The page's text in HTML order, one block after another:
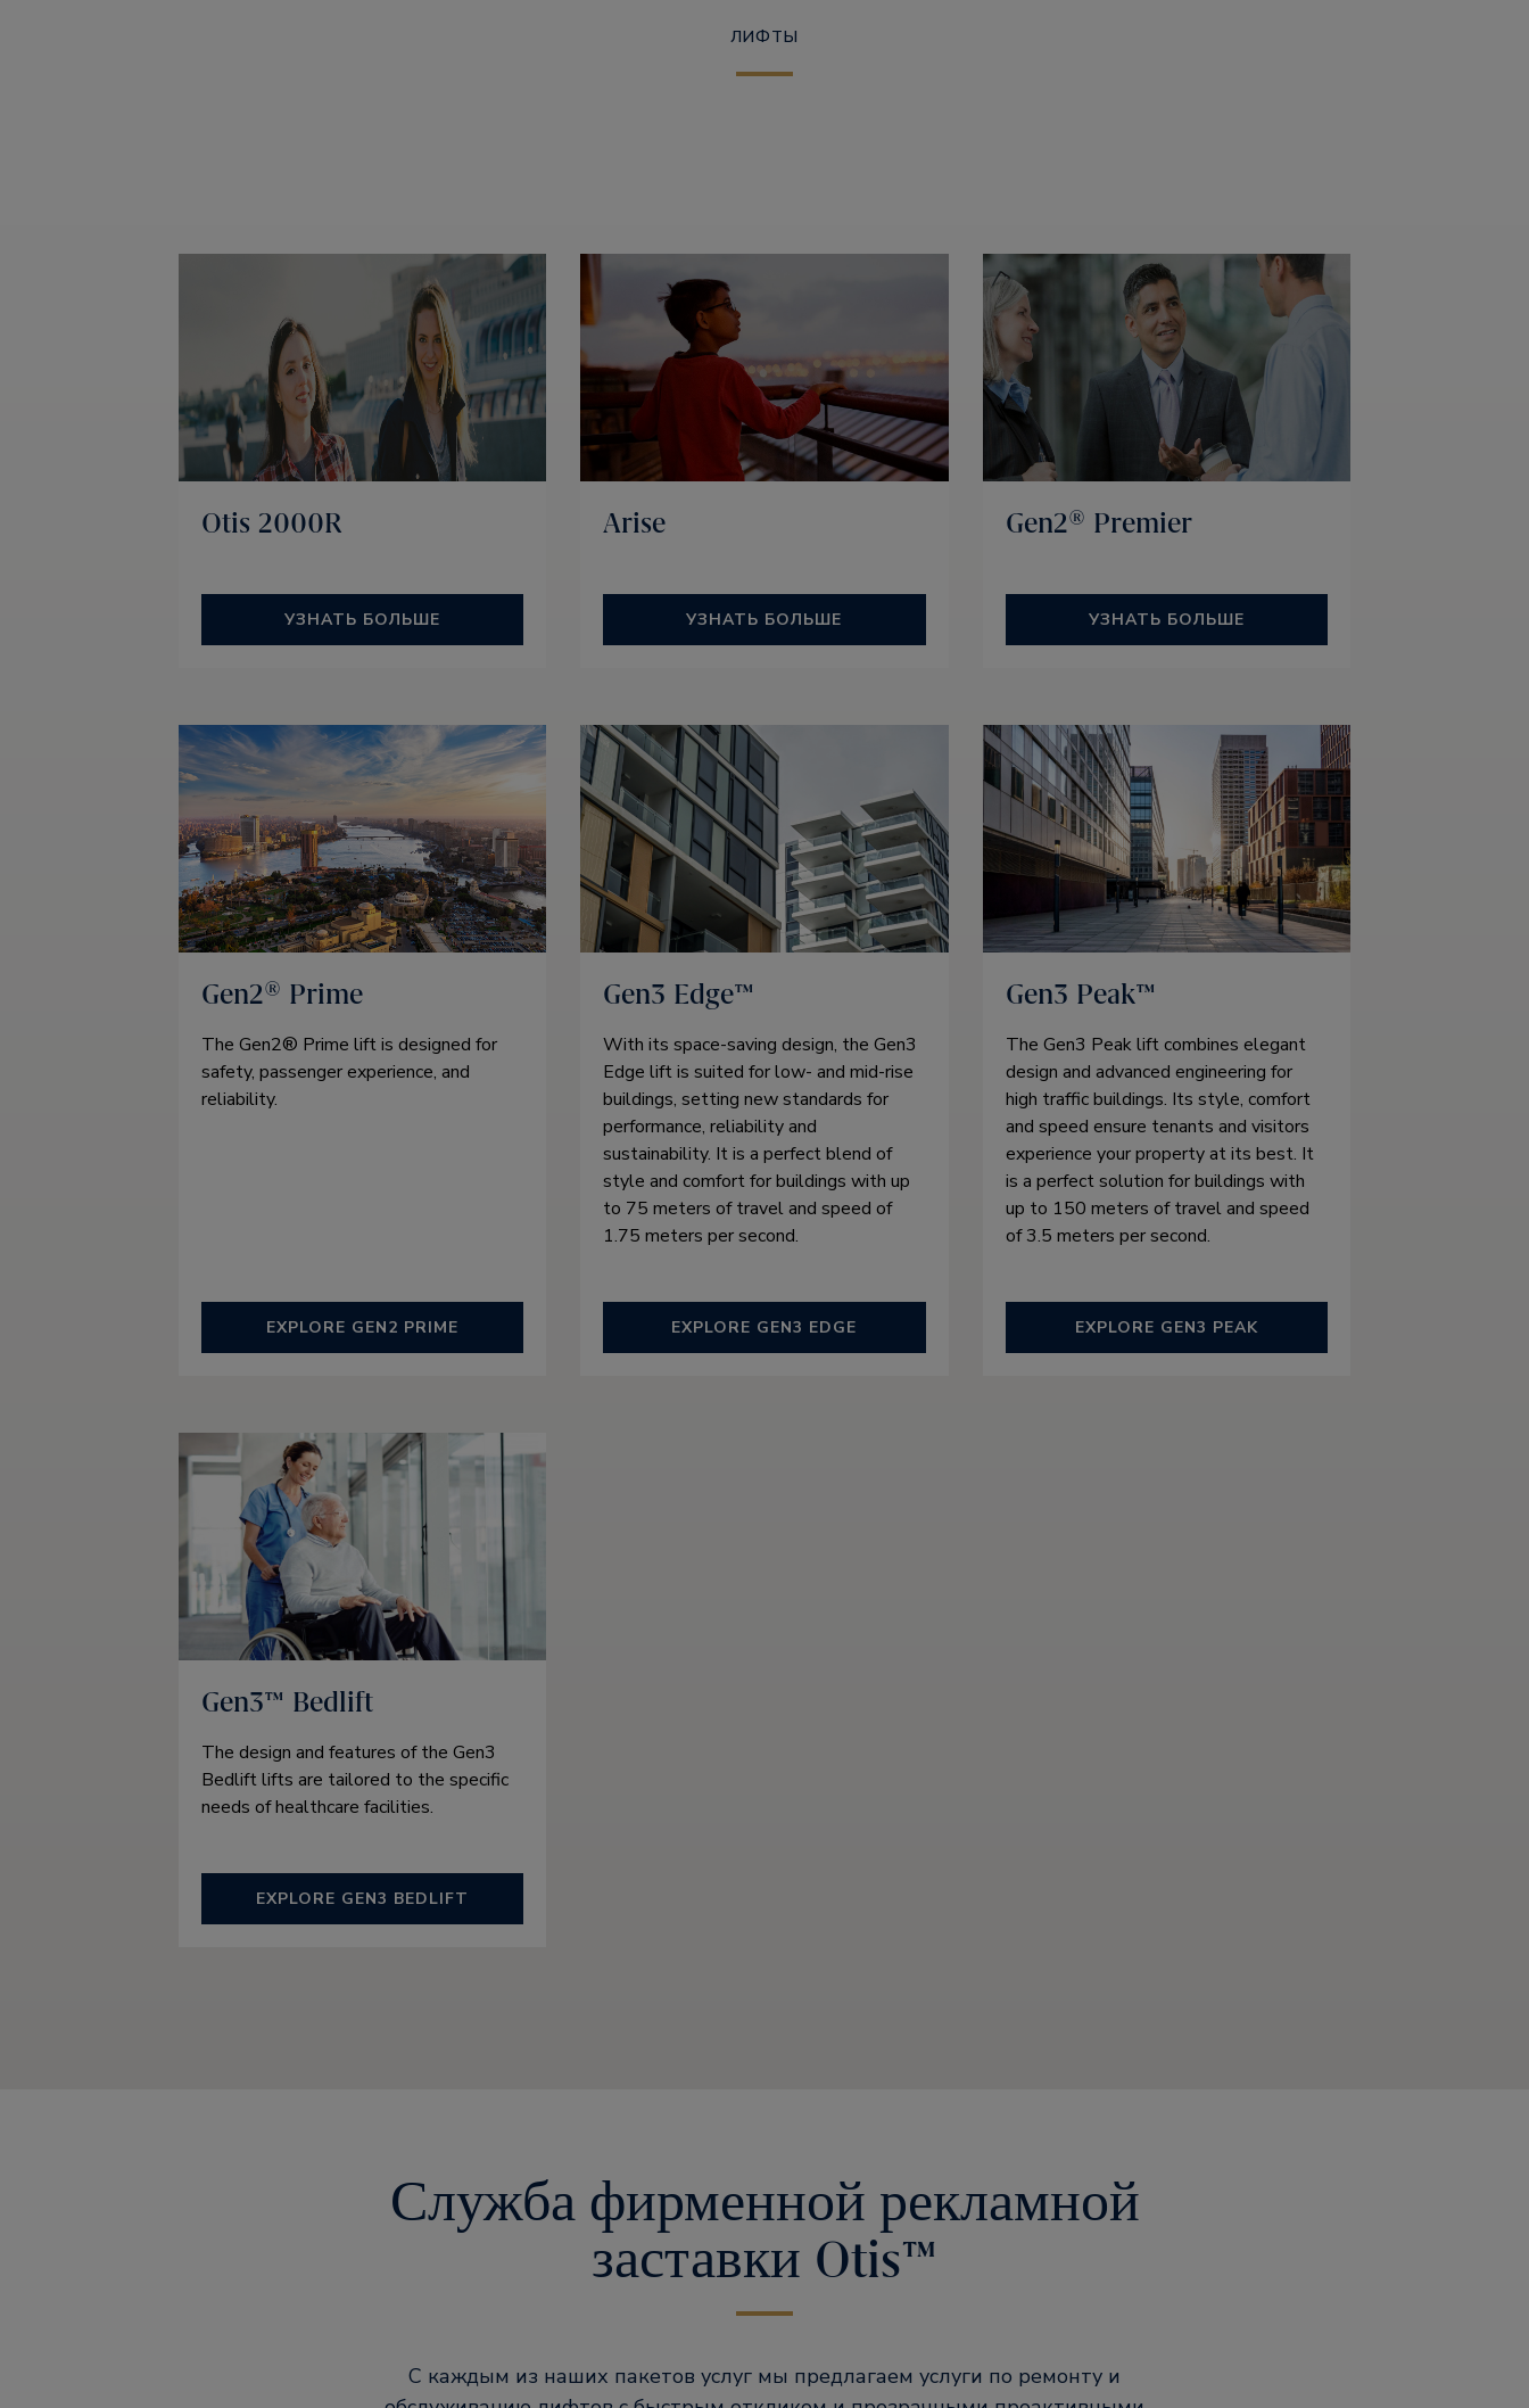
ЛИФТЫ
Otis 2000R
УЗНАТЬ БОЛЬШЕ
Arise
УЗНАТЬ БОЛЬШЕ
Gen2® Premier
УЗНАТЬ БОЛЬШЕ
Gen2® Prime
The Gen2® Prime lift is designed for
safety, passenger experience, and
reliability.
EXPLORE GEN2 PRIME
Gen3 Edge™
With its space-saving design, the Gen3
Edge lift is suited for low- and mid-rise
buildings, setting new standards for
performance, reliability and
sustainability. It is a perfect blend of
style and comfort for buildings with up
to 75 meters of travel and speed of
1.75 meters per second.
EXPLORE GEN3 EDGE
Gen3 Peak™
The Gen3 Peak lift combines elegant
design and advanced engineering for
high traffic buildings. Its style, comfort
and speed ensure tenants and visitors
experience your property at its best. It
is a perfect solution for buildings with
up to 150 meters of travel and speed
of 3.5 meters per second.
EXPLORE GEN3 PEAK
Gen3™ Bedlift
The design and features of the Gen3
Bedlift lifts are tailored to the specific
needs of healthcare facilities.
EXPLORE GEN3 BEDLIFT
Служба фирменной рекламной
заставки Otis™
С каждым из наших пакетов услуг мы предлагаем услуги по ремонту и